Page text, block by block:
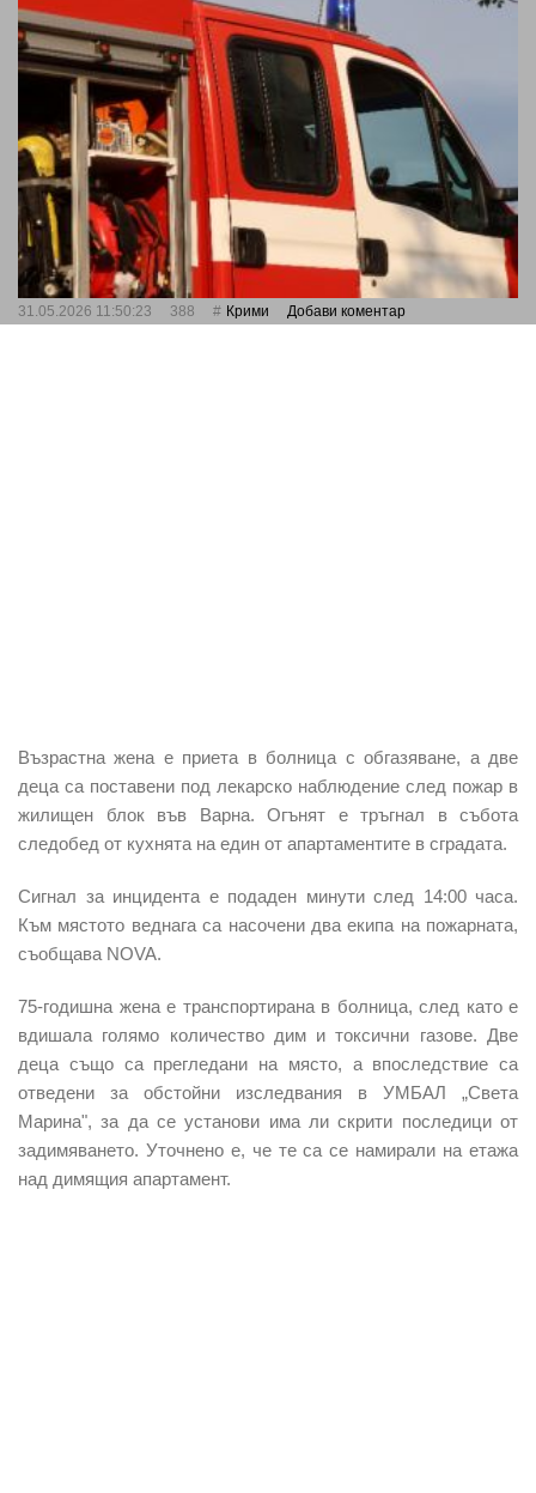
31.05.2026 11:50:23 388 Крими Добави коментар
Възрастна жена е приета в болница с обгазяване, а две
деца са поставени под лекарско наблюдение след пожар в
жилищен блок във Варна. Огънят е тръгнал в събота
следобед от кухнята на един от апартаментите в сградата.
Сигнал за инцидента е подаден минути след 14:00 часа.
Към мястото веднага са насочени два екипа на пожарната,
съобщава NOVA.
75-годишна жена е транспортирана в болница, след като е
вдишала голямо количество дим и токсични газове. Две
деца също са прегледани на място, а впоследствие са
отведени за обстойни изследвания в УМБАЛ „Света
Марина", за да се установи има ли скрити последици от
задимяването. Уточнено е, че те са се намирали на етажа
над димящия апартамент.